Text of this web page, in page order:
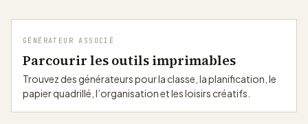
GÉNÉRATEUR ASSOCIÉ
Parcourir les outils imprimables
Trouvez des générateurs pour la classe, la planification, le
papier quadrillé, l’organisation et les loisirs créatifs.